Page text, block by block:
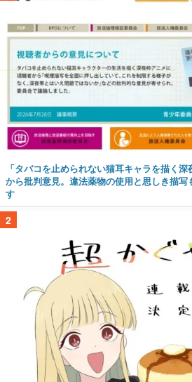
「タバコを止められない猫耳キャラを描く
から批判意見。違法薬物の使用と思しき描
す
2